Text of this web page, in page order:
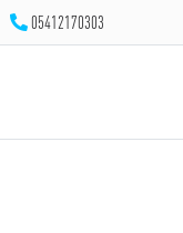
05412170303